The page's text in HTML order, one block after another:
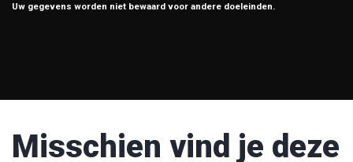
Uw gegevens worden niet bewaard voor andere doeleinden.
Misschien vind je deze